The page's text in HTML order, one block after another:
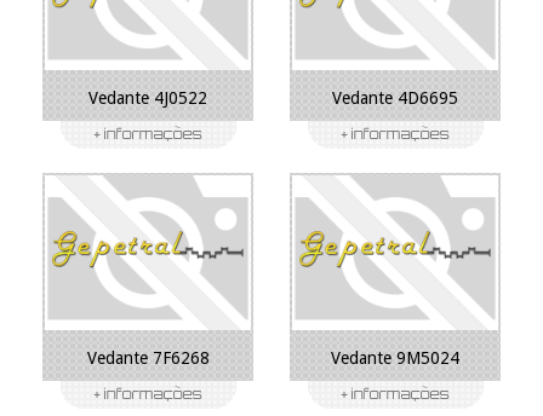
Vedante 4J0522 Vedante 4D6695
Vedante 7F6268 Vedante 9M5024